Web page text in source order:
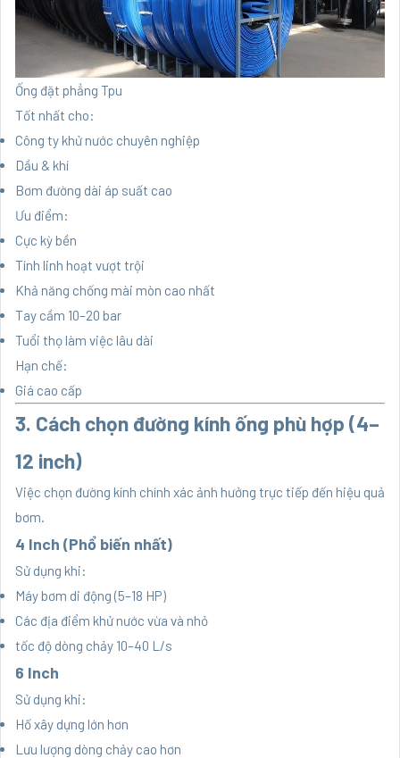
Ống đặt phẳng Tpu
Tốt nhất cho:
Công ty khử nước chuyên nghiệp
Dầu & khí
Bơm đường dài áp suất cao
Ưu điểm:
Cực kỳ bền
Tính linh hoạt vượt trội
Khả năng chống mài mòn cao nhất
Tay cầm 10–20 bar
Tuổi thọ làm việc lâu dài
Hạn chế:
Giá cao cấp
3. Cách chọn đường kính ống phù hợp (4–
12 inch)
Việc chọn đường kính chính xác ảnh hưởng trực tiếp đến hiệu quả
bơm.
4 Inch (Phổ biến nhất)
Sử dụng khi:
Máy bơm di động (5–18 HP)
Các địa điểm khử nước vừa và nhỏ
tốc độ dòng chảy 10–40 L/s
6 Inch
Sử dụng khi:
Hố xây dựng lớn hơn
Lưu lượng dòng chảy cao hơn